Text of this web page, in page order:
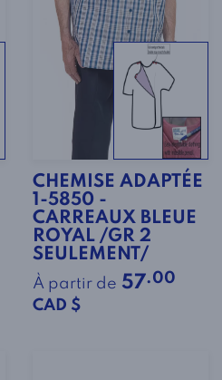
CHEMISE ADAPTÉE
1-5850 -
CARREAUX BLEUE
ROYAL /GR 2
SEULEMENT/
À partir de 57.00
CAD $